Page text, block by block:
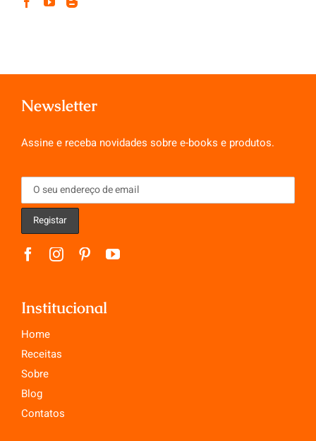
Newsletter
Assine e receba novidades sobre e-books e produtos.
Institucional
Home
Receitas
Sobre
Blog
Contatos